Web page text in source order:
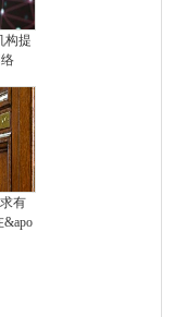
构提
有